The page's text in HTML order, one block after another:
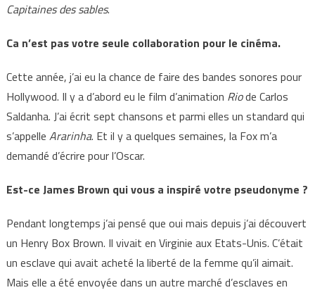
Capitaines des sables.
Ca n’est pas votre seule collaboration pour le cinéma.
Cette année, j’ai eu la chance de faire des bandes sonores pour
Hollywood. Il y a d’abord eu le film d’animation Riode Carlos
Saldanha. J’ai écrit sept chansons et parmi elles un standard qui
s’appelle Ararinha. Et il y a quelques semaines, la Fox m’a
demandé d’écrire pour l’Oscar.
Est-ce James Brown qui vous a inspiré votre pseudonyme ?
Pendant longtemps j’ai pensé que oui mais depuis j’ai découvert
un Henry Box Brown. Il vivait en Virginie aux Etats-Unis. C’était
un esclave qui avait acheté la liberté de la femme qu’il aimait.
Mais elle a été envoyée dans un autre marché d’esclaves en